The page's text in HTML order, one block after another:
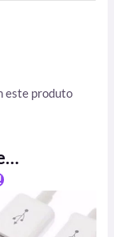
este produto
preço
original
era:
R$ 39,90.
R$ 25,00.